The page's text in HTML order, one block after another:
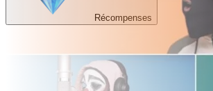
Récompenses